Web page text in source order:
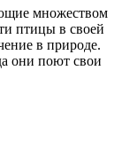
множеством
птицы в своей
в природе.
они поют свои